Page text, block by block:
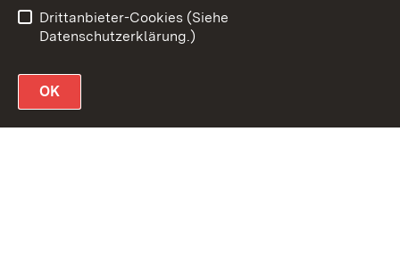
Drittanbieter-Cookies (Siehe
Datenschutzerklärung.)
OK